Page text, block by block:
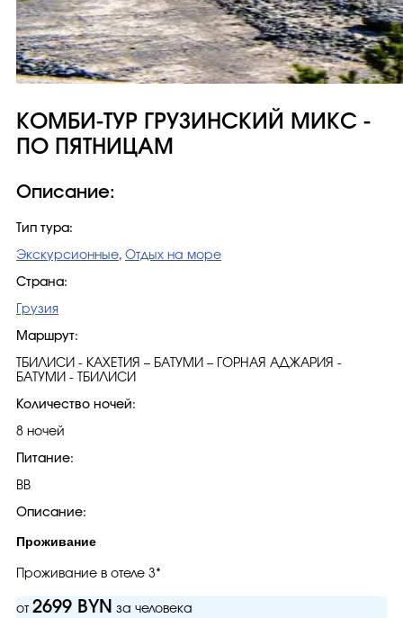
КОМБИ-ТУР ГРУЗИНСКИЙ МИКС -
ПО ПЯТНИЦАМ
Описание:
Тип тура:
Экскурсионные, Отдых на море
Страна:
Грузия
Маршрут:
ТБИЛИСИ - КАХЕТИЯ – БАТУМИ – ГОРНАЯ АДЖАРИЯ -
БАТУМИ - ТБИЛИСИ
Количество ночей:
8 ночей
Питание:
BB
Описание:
Проживание
Проживание в отеле 3*
от 2699 BYN за человека